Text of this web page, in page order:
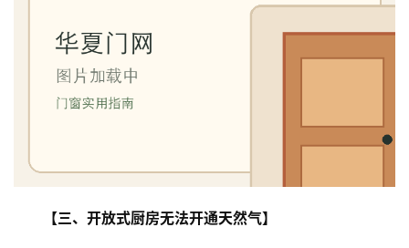
户
【三、开放式厨房无法开通天然气】